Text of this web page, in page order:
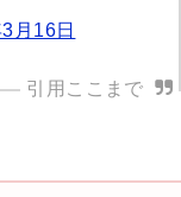
月16日